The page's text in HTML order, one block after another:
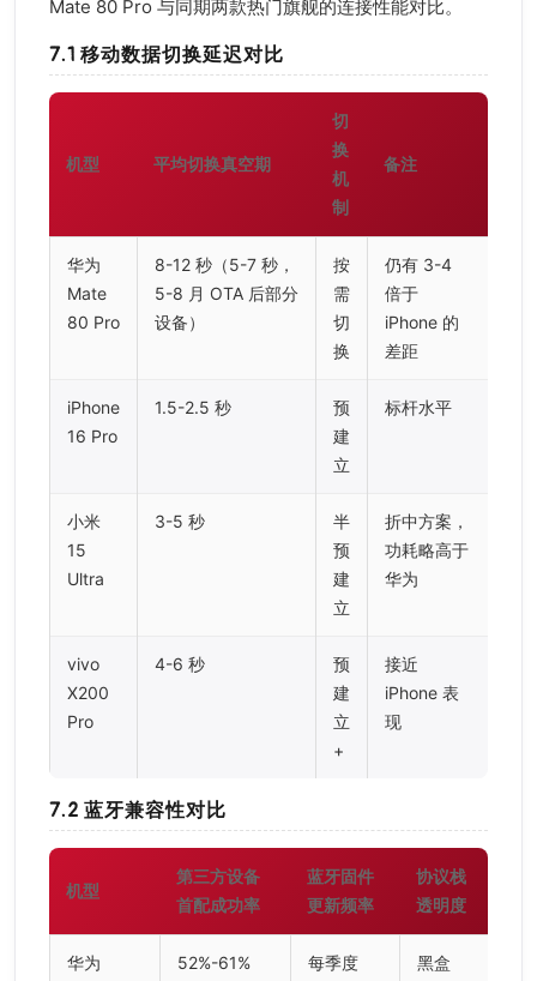
Mate 80 Pro 与同期两款热门旗舰的连接性能对比。
7.1 移动数据切换延迟对比
机型 平均切换真空期
切
换
机
制
备注
华为
Mate
80 Pro
8-12 秒（5-7 秒，
5-8 月 OTA 后部分
设备）
按
需
切
换
仍有 3-4
倍于
iPhone 的
差距
iPhone
16 Pro
1.5-2.5 秒
预
建
立
标杆水平
小米
15
Ultra
3-5 秒
半
预
建
立
折中方案，
功耗略高于
华为
vivo
X200
Pro
4-6 秒
预
建
立
+
接近
iPhone 表
现
7.2 蓝牙兼容性对比
机型
第三方设备
首配成功率
蓝牙固件
更新频率
协议栈
透明度
华为
52%-61% 每季度 黑盒